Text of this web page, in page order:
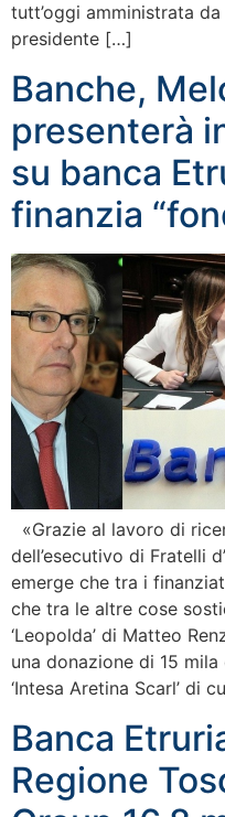
tutt’oggi amministrata
presidente […]
Banche,
presenterà
su banca
finanzia
«Grazie al lavoro di
dell’esecutivo di Fratelli
emerge che tra i
che tra le altre cose
‘Leopolda’ di Matteo
una donazione di 15
‘Intesa Aretina Scarl’ di
Banca
Regione